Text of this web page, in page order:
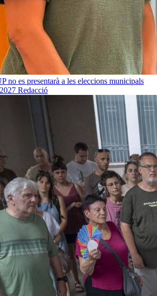
no es presentarà a les eleccions municipals
Redacció